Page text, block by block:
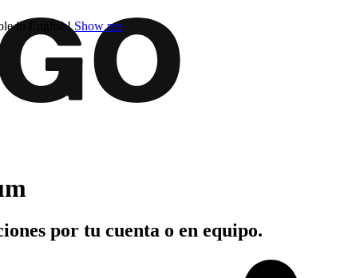
in English! Show me
por tu cuenta o en equipo.